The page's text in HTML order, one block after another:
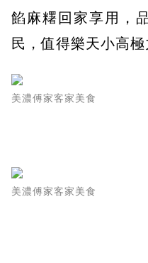
餡麻糬回家享用，
民，值得樂天小高極
美濃傅家客家美食
美濃傅家客家美食